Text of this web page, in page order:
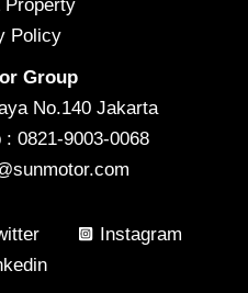
Property
Policy
Group
No.140 Jakarta
0821-9003-0068
Instagram